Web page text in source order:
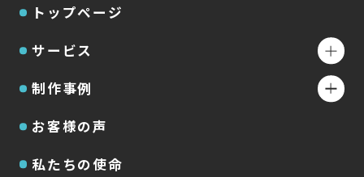
トップページ
サービス
制作事例
お客様の声
私たちの使命